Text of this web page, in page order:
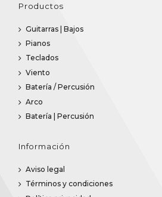
Productos
Guitarras | Bajos
Pianos
Teclados
Viento
Batería / Percusión
Arco
Batería | Percusión
Información
Aviso legal
Términos y condiciones